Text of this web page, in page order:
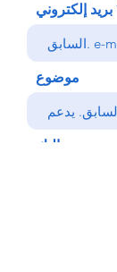
بريد إلكتروني
موضوع
رسالتك